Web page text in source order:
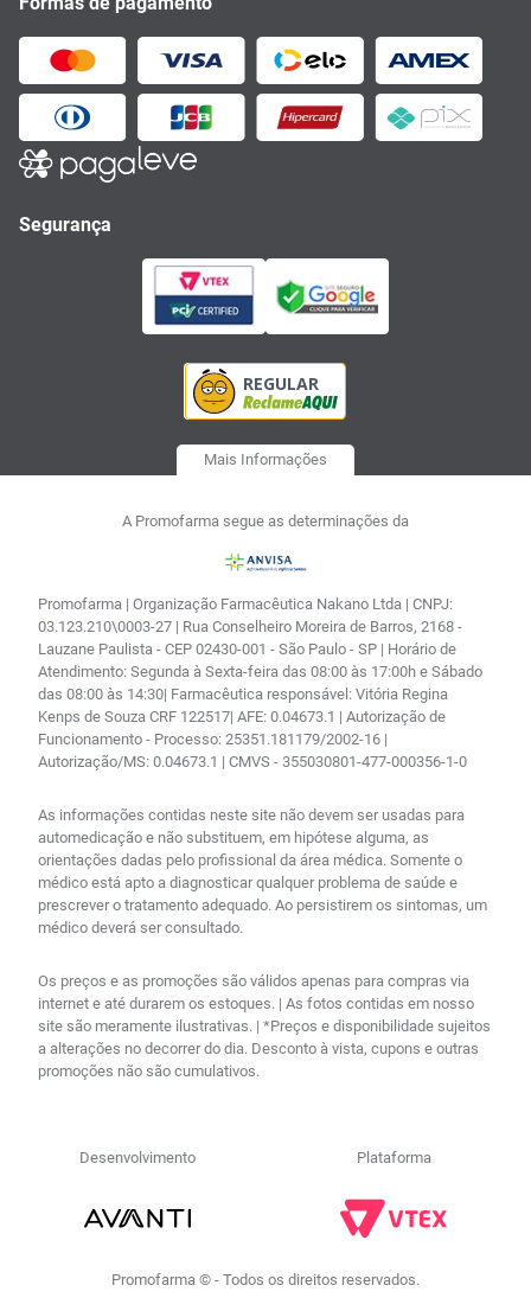
Segurança
Mais Informações
A Promofarma segue as determinações da
Promofarma | Organização Farmacêutica Nakano Ltda | CNPJ:
03.123.210\0003-27 | Rua Conselheiro Moreira de Barros, 2168 -
Lauzane Paulista - CEP 02430-001 - São Paulo - SP | Horário de
Atendimento: Segunda à Sexta-feira das 08:00 às 17:00h e Sábado
das 08:00 às 14:30| Farmacêutica responsável: Vitória Regina
Kenps de Souza CRF 122517| AFE: 0.04673.1 | Autorização de
Funcionamento - Processo: 25351.181179/2002-16 |
Autorização/MS: 0.04673.1 | CMVS - 355030801-477-000356-1-0
As informações contidas neste site não devem ser usadas para
automedicação e não substituem, em hipótese alguma, as
orientações dadas pelo profissional da área médica. Somente o
médico está apto a diagnosticar qualquer problema de saúde e
prescrever o tratamento adequado. Ao persistirem os sintomas, um
médico deverá ser consultado.
Os preços e as promoções são válidos apenas para compras via
internet e até durarem os estoques. | As fotos contidas em nosso
site são meramente ilustrativas. | *Preços e disponibilidade sujeitos
a alterações no decorrer do dia. Desconto à vista, cupons e outras
promoções não são cumulativos.
Desenvolvimento Plataforma
Promofarma © - Todos os direitos reservados.